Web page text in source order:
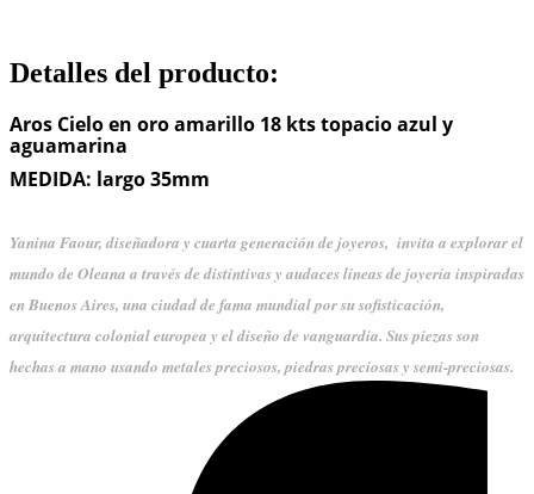
Detalles del producto:
Aros Cielo en oro amarillo 18 kts topacio azul y
aguamarina
MEDIDA: largo 35mm
Yanina Faour, diseñadora y cuarta generación de joyeros,  invita a explorar el
mundo de Oleana a través de distintivas y audaces líneas de joyería inspiradas
en Buenos Aires, una ciudad de fama mundial por su sofisticación,
arquitectura colonial europea y el diseño de vanguardia. Sus piezas son
hechas a mano usando metales preciosos, piedras preciosas y semi-preciosas.